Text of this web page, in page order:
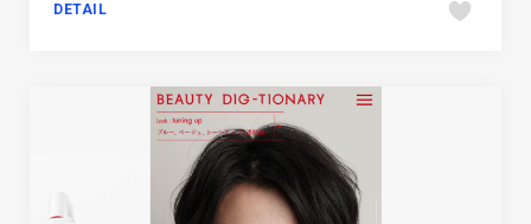
DETAIL